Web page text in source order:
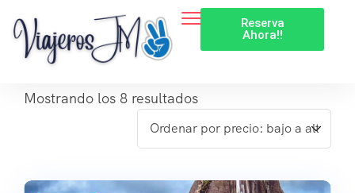
Reserva
Ahora!!
Mostrando los 8 resultados